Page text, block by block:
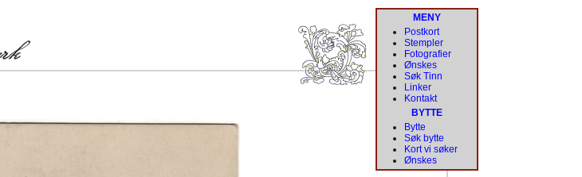
MENY
Postkort
Stempler
Fotografier
Ønskes
Søk Tinn
Linker
Kontakt
BYTTE
Bytte
Søk bytte
Kort vi søker
Ønskes